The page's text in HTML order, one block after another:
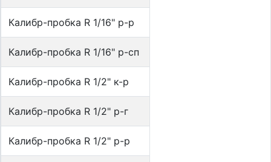
Калибр-пробка R 1/16" р-р
Калибр-пробка R 1/16" р-сп
Калибр-пробка R 1/2" к-р
Калибр-пробка R 1/2" р-г
Калибр-пробка R 1/2" р-р